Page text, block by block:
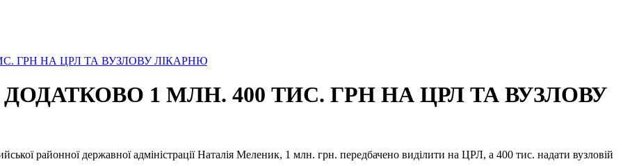
1 МЛН. 400 ТИС. ГРН НА ЦРЛ ТА ВУЗЛОВУ
районної державної адміністрації Наталія Меленик, 1 млн. грн. передбачено виділити на ЦРЛ, а 400 тис. надати вузловій